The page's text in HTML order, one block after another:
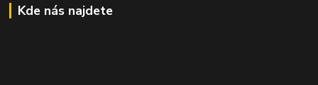
Kde nás najdete